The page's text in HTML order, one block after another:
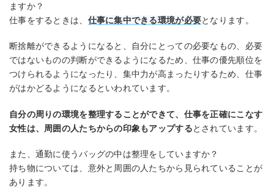
ますか？
仕事をするときは、 仕事に集中できる環境が必要となります。
断捨離ができるようになると、自分にとっての必要なもの、必要
ではないものの判断ができるようになるため、仕事の優先順位を
つけられるようになったり、集中力が高まったりするため、仕事
がはかどるようになるといわれています。
自分の周りの環境を整理することができて、仕事を正確にこなす
女性は、周囲の人たちからの印象もアップするとされています。
また、通勤に使うバッグの中は整理をしていますか？
持ち物については、意外と周囲の人たちから見られていることが
あります。